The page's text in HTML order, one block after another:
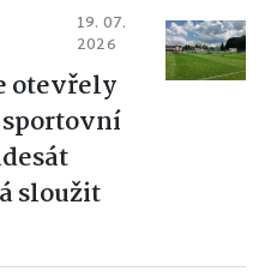
19. 07.
2026
otevřely
sloužit